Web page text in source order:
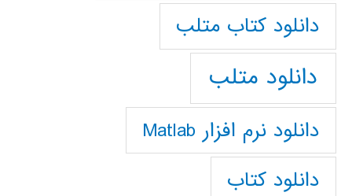
دانلود كتاب متلب
دانلود متلب
دانلود نرم افزار Matlab
دانلود کتاب